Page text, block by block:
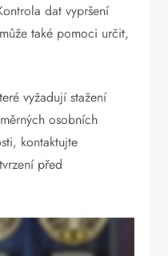
dat vypršení
také pomoci určit,
vyžadují stažení
osobních
kontaktujte
před